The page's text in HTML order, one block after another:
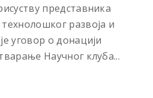
представника
развоја и
уговор о донацији
Научног клуба...